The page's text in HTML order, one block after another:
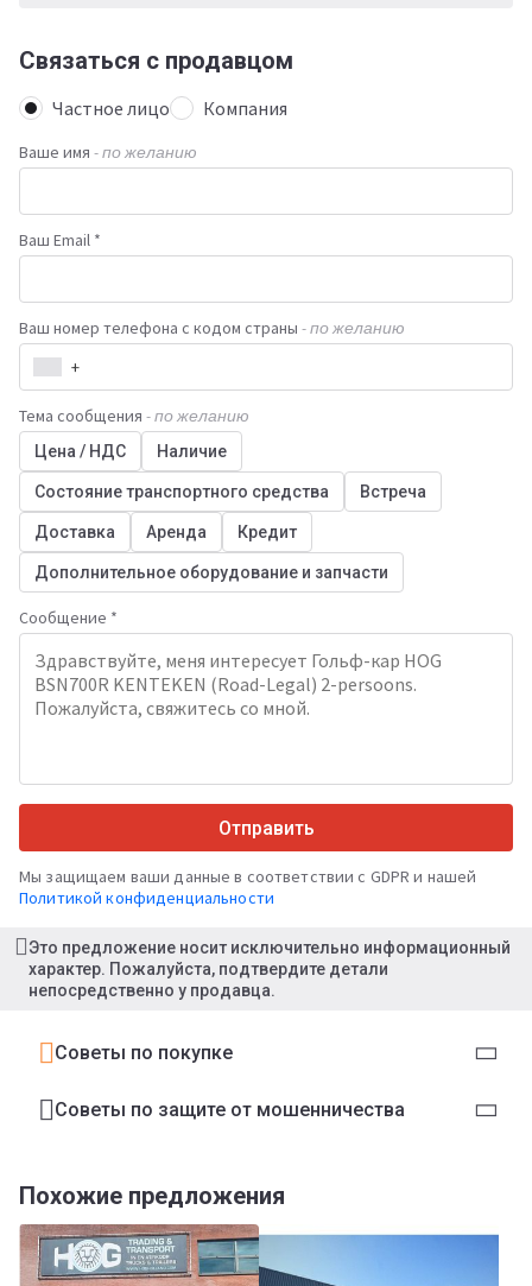
Связаться с продавцом
Частное лицо Компания
Ваше имя - по желанию
Ваш Email *
Ваш номер телефона с кодом страны - по желанию
+
Тема сообщения - по желанию
Цена / НДС Наличие
Состояние транспортного средства Встреча
Доставка Аренда Кредит
Дополнительное оборудование и запчасти
Сообщение *
Отправить
Мы защищаем ваши данные в соответствии с GDPR и нашей
Политикой конфиденциальности
Это предложение носит исключительно информационный
характер. Пожалуйста, подтвердите детали
непосредственно у продавца.
Советы по покупке
Советы по защите от мошенничества
Похожие предложения